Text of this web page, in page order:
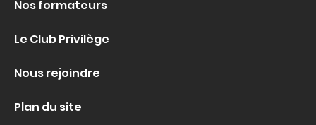
Nos formateurs
Le Club Privilège
Nous rejoindre
Plan du site